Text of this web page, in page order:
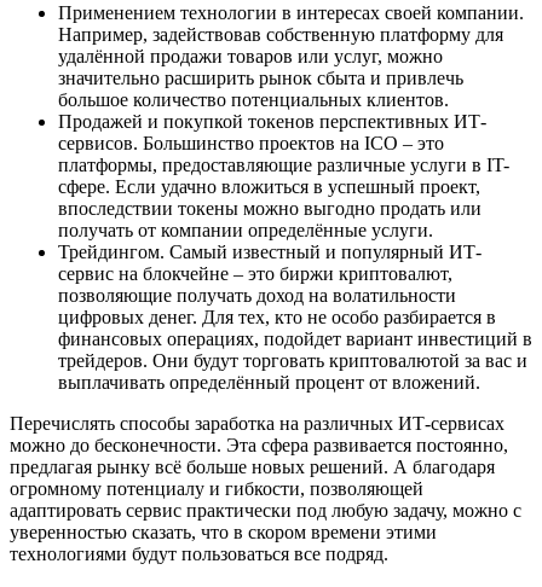
Применением технологии в интересах своей компании.
Например, задействовав собственную платформу для
удалённой продажи товаров или услуг, можно
значительно расширить рынок сбыта и привлечь
большое количество потенциальных клиентов.
Продажей и покупкой токенов перспективных ИТ-
сервисов. Большинство проектов на ICO – это
платформы, предоставляющие различные услуги в IT-
сфере. Если удачно вложиться в успешный проект,
впоследствии токены можно выгодно продать или
получать от компании определённые услуги.
Трейдингом. Самый известный и популярный ИТ-
сервис на блокчейне – это биржи криптовалют,
позволяющие получать доход на волатильности
цифровых денег. Для тех, кто не особо разбирается в
финансовых операциях, подойдет вариант инвестиций в
трейдеров. Они будут торговать криптовалютой за вас и
выплачивать определённый процент от вложений.
Перечислять способы заработка на различных ИТ-сервисах
можно до бесконечности. Эта сфера развивается постоянно,
предлагая рынку всё больше новых решений. А благодаря
огромному потенциалу и гибкости, позволяющей
адаптировать сервис практически под любую задачу, можно с
уверенностью сказать, что в скором времени этими
технологиями будут пользоваться все подряд.